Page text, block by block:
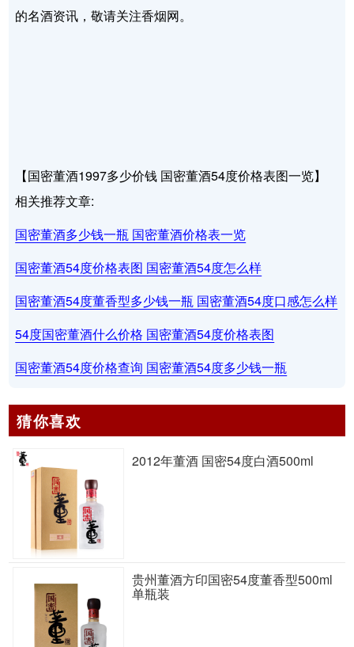
的名酒资讯，敬请关注香烟网。
【国密董酒1997多少价钱 国密董酒54度价格表图一览】
相关推荐文章:
国密董酒多少钱一瓶 国密董酒价格表一览
国密董酒54度价格表图 国密董酒54度怎么样
国密董酒54度董香型多少钱一瓶 国密董酒54度口感怎么样
54度国密董酒什么价格 国密董酒54度价格表图
国密董酒54度价格查询 国密董酒54度多少钱一瓶
猜你喜欢
2012年董酒 国密54度白酒500ml
贵州董酒方印国密54度董香型500ml
单瓶装